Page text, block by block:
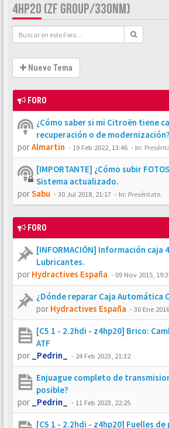
4HP20 (ZF GROUP/330NM)
Nuevo Tema
FORO
¿Cómo saber si mi Citroën tiene
recuperación o de modernización?
porAlmartin - 19 Feb 2022, 13:46 - In:
[IMPORTANTE] ¿Cómo subir
Sistema actualizado.
porSabu -30 Jul 2018, 21:17 - In: Preséntate.
FORO
[INFORMACIÓN] Información caja
Lubricantes.
por Hydractives España - 09 Nov 2015,
¿Dónde reparar Caja Automática
por Hydractives España -30 Ene
[C5 1 - 2.2hdi - z4hp20] Brico:
ATF
por
_Pedrin_ - 24 Feb 2023, 21:32
Enjuague completo de
posible?
por
_Pedrin_ - 11 Feb 2023, 22:25
[C5 1 - 2.2hdi - z4hp20] Fuelles